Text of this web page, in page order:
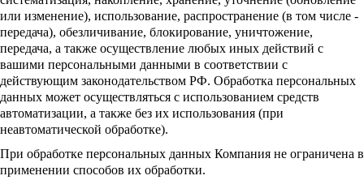
или изменение), использование, распространение (в том числе -
передача), обезличивание, блокирование, уничтожение,
передача, а также осуществление любых иных действий с
вашими персональными данными в соответствии с
действующим законодательством РФ. Обработка персональных
данных может осуществляться с использованием средств
автоматизации, а также без их использования (при
неавтоматической обработке).
При обработке персональных данных Компания не ограничена в
применении способов их обработки.